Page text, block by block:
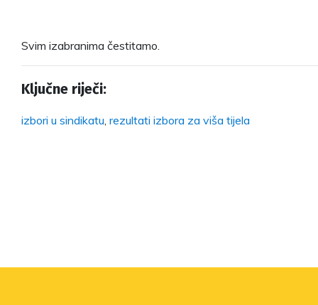
Svim izabranima čestitamo.
Ključne riječi:
izbori u sindikatu rezultati izbora za viša tijela